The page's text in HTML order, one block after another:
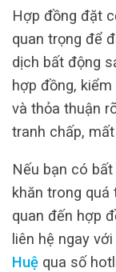
Hợp đồng đặt
quan trọng để
dịch bất động
hợp đồng,
và thỏa thuận
tranh chấp,
Nếu bạn có
khăn trong
quan đến hợp
liên hệ ngay với
Huệ qua số